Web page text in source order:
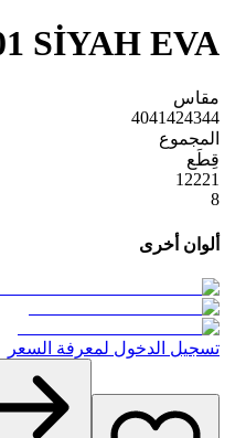
SİYAH EVA
مقاس
4041424344
المجموع
قِطَع
12221
8
ألوان أخرى
تسجيل الدخول لمعرفة السعر